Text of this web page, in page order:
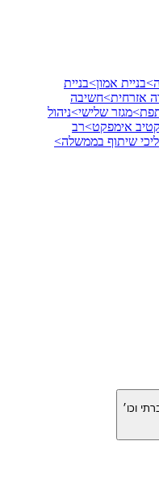
בניית אמון>בניית
אזרחית>חשיבה
מגזר שלישי>ניהול
אימפקט>רב
שיתוף בממשלה>
וכו׳